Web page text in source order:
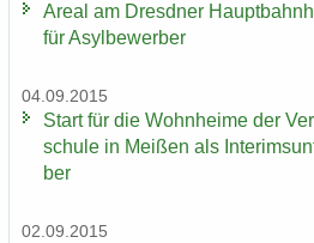
Areal am Dresd­ner
für Asyl­be­wer­ber
04.09.2015
Start für die Wohn­hei­me der
schu­le in Mei­ßen als
ber
02.09.2015